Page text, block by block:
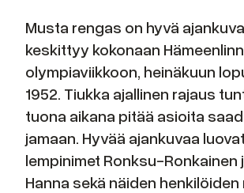
Musta rengas on hyvä
keskittyy kokonaan
olympiaviikkoon, heinäkuun
1952. Tiukka ajallinen rajaus
tuona aikana pitää asioita
jamaan. Hyvää ajankuvaa
lempinimet Ronksu-Ronkainen
Hanna sekä näiden henkilöiden